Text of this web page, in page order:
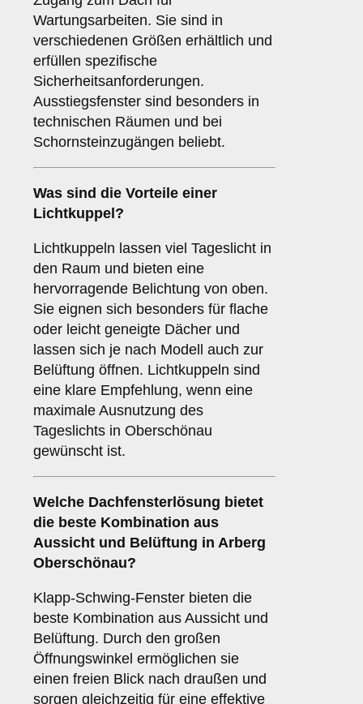
Wartungsarbeiten. Sie sind in
verschiedenen Größen erhältlich und
erfüllen spezifische
Sicherheitsanforderungen.
Ausstiegsfenster sind besonders in
technischen Räumen und bei
Schornsteinzugängen beliebt.
Was sind die Vorteile einer
Lichtkuppel ?
Lichtkuppeln lassen viel Tageslicht in
den Raum und bieten eine
hervorragende Belichtung von oben.
Sie eignen sich besonders für flache
oder leicht geneigte Dächer und
lassen sich je nach Modell auch zur
Belüftung öffnen. Lichtkuppeln sind
eine klare Empfehlung, wenn eine
maximale Ausnutzung des
Tageslichts in Oberschönau
gewünscht ist.
Welche Dachfensterlösung bietet
die beste Kombination aus
Aussicht und Belüftung in Arberg
Oberschönau?
Klapp-Schwing-Fenster bieten die
beste Kombination aus Aussicht und
Belüftung. Durch den großen
Öffnungswinkel ermöglichen sie
einen freien Blick nach draußen und
sorgen gleichzeitig für eine effektive